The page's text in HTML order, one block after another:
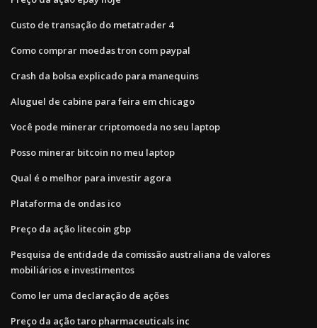
Custo de transação do metatrader 4
Como comprar moedas tron ​​com paypal
Crash da bolsa explicado para manequins
Aluguel de cabine para feira em chicago
Você pode minerar criptomoeda no seu laptop
Posso minerar bitcoin no meu laptop
Qual é o melhor para investir agora
Plataforma de ondas ico
Preço da ação litecoin gbp
Pesquisa de entidade da comissão australiana de valores
mobiliários e investimentos
Como ler uma declaração de ações
Preço da ação taro pharmaceuticals inc